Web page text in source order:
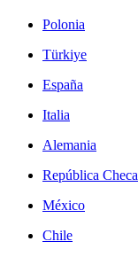
Polonia
Türkiye
España
Italia
Alemania
República Checa
México
Chile